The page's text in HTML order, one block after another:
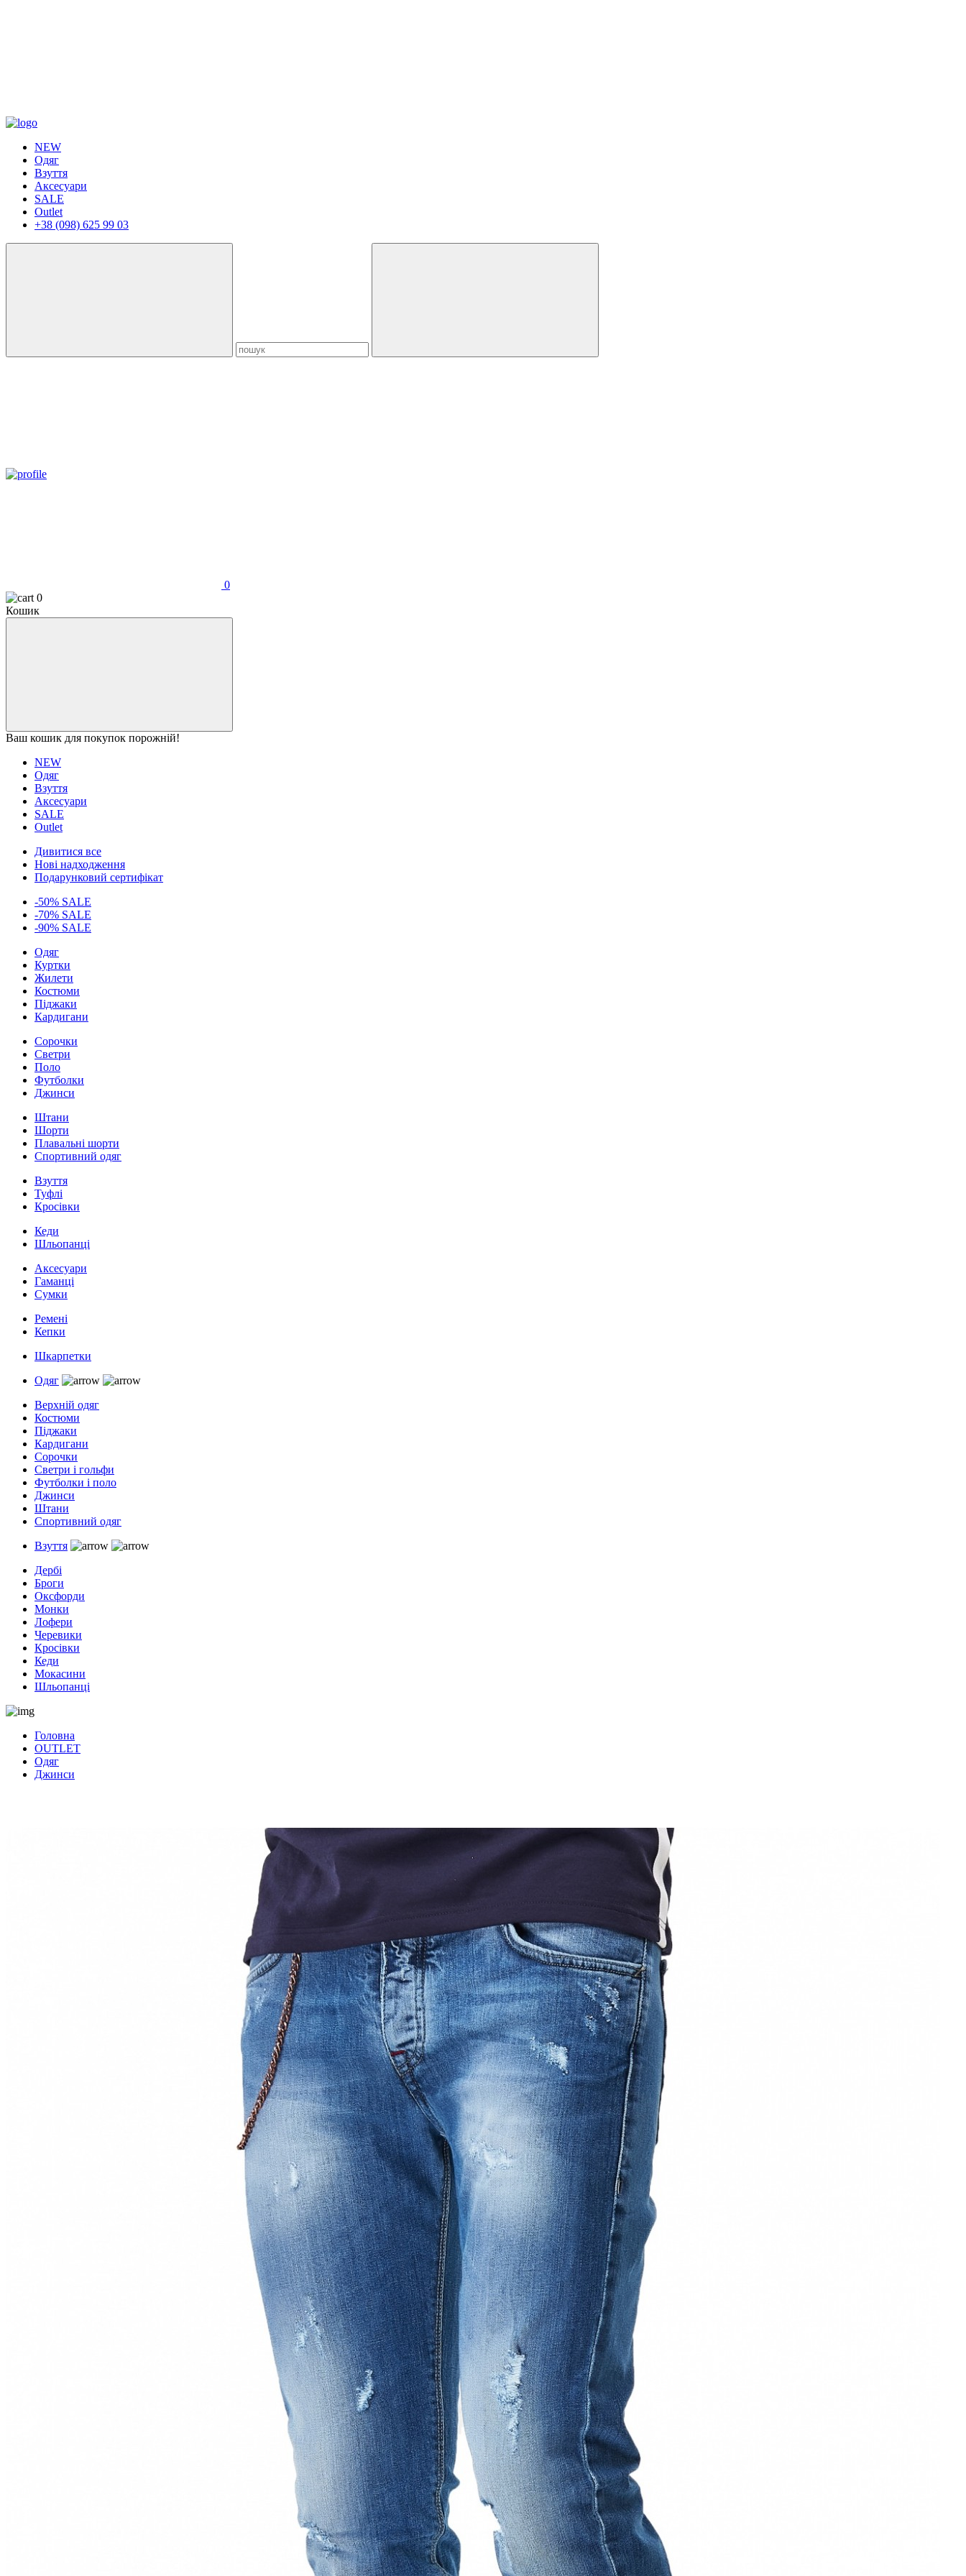
NEW
Одяг
Взуття
Аксесуари
SALE
Outlet
+38 (098) 625 99 03
0
0
Кошик
Ваш кошик для покупок порожній!
NEW
Одяг
Взуття
Аксесуари
SALE
Outlet
Дивитися все
Нові надходження
Подарунковий сертифікат
-50% SALE
-70% SALE
-90% SALE
Одяг
Куртки
Жилети
Костюми
Піджаки
Кардигани
Сорочки
Светри
Поло
Футболки
Джинси
Штани
Шорти
Плавальні шорти
Спортивний одяг
Взуття
Туфлі
Кросівки
Кеди
Шльопанці
Аксесуари
Гаманці
Сумки
Ремені
Кепки
Шкарпетки
Одяг
Верхній одяг
Костюми
Піджаки
Кардигани
Сорочки
Светри і гольфи
Футболки і поло
Джинси
Штани
Спортивний одяг
Взуття
Дербі
Броги
Оксфорди
Монки
Лофери
Черевики
Кросівки
Кеди
Мокасини
Шльопанці
Головна
OUTLET
Одяг
Джинси